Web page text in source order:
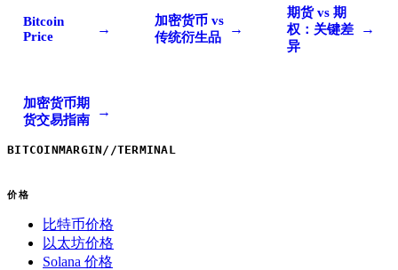
Bitcoin
Price
→
加密货币 vs
传统衍生品
→
期货 vs 期
权：关键差
异
→
加密货币期
货交易指南
→
BITCOINMARGIN //TERMINAL
价格
比特币价格
以太坊价格
Solana 价格